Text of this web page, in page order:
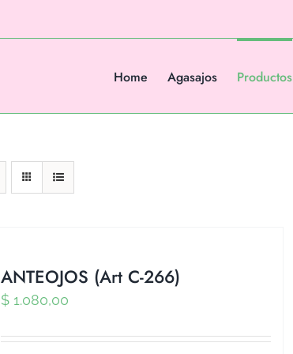
Home Agasajos Productos
ANTEOJOS (Art C-266)
$ 1.080,00